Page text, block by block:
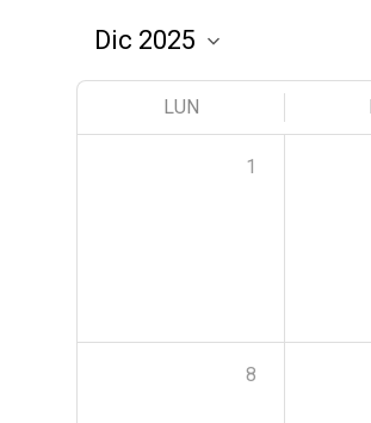
LUN
1
8